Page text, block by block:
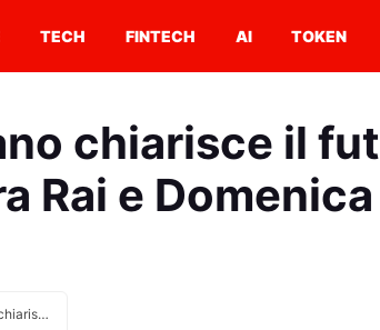
TECH FINTECH AI TOKEN
chiarisce il
Rai e Domenica
Alberto Matano chiarisce il futuro televisivo tra Rai e Domenica In